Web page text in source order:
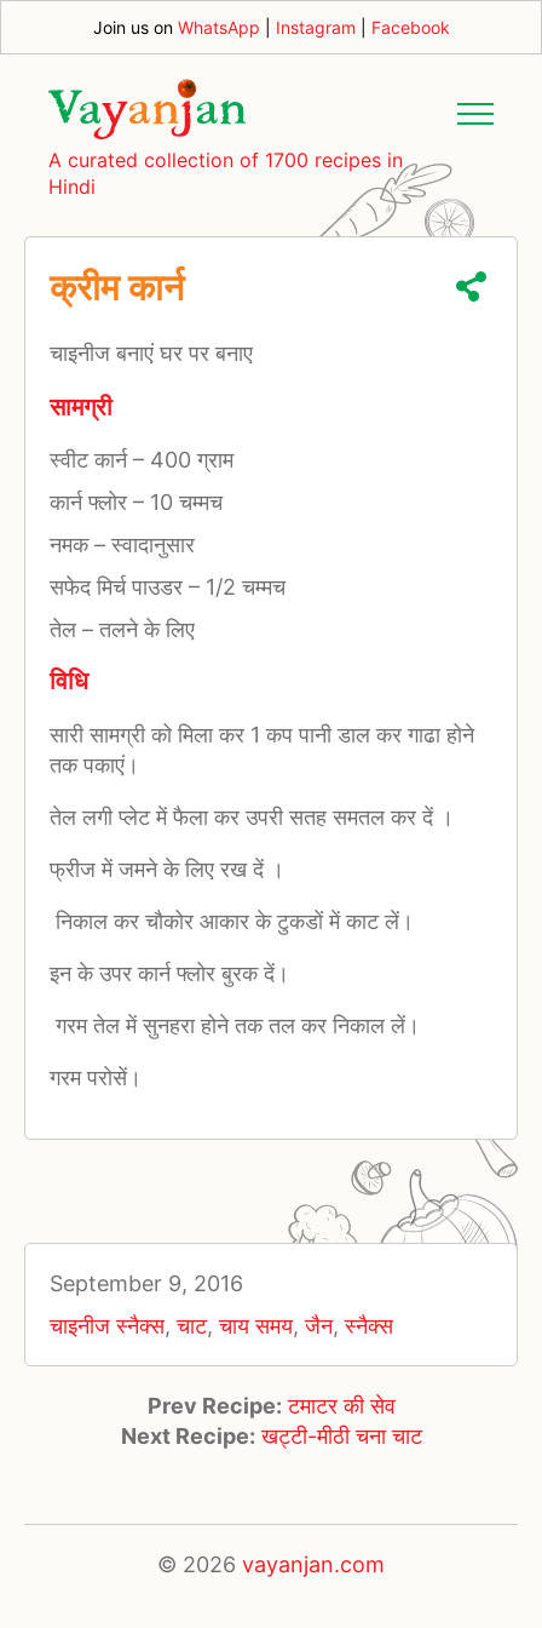
Join us on WhatsApp Instagram Facebook
A curated collection of 1700 recipes in
Hindi
क्रीम कार्न
चाइनीज बनाएं घर पर बनाए
सामग्री
स्वीट कार्न– 400 ग्राम
कार्न फ्लोर – 10 चम्मच
नमक–स्वादानुसार
सफेद मिर्च पाउडर – 1/2 चम्मच
तेल –तलने के लिए
विधि
सारी सामग्री को मिला कर 1 कप पानी डाल कर गाढा होने
तक पकाएं।
तेल लगी प्लेट में फैला कर उपरी सतह समतल कर दें ।
फ्रीज में जमने के लिए रख दें ।
निकाल कर चौकोर आकार के टुकडों में काट लें।
इन के उपर कार्न फ्लोर बुरक दें।
गरम तेल में सुनहरा होने तक तल कर निकाल लें।
गरम परोसें।
September 9, 2016
चाइनीज स्नैक्स,चाट,चाय समय,जैन,स्नैक्स
Prev Recipe: टमाटर की सेव
Next Recipe: खट्टी-मीठी चना चाट
© 2026 vayanjan.com